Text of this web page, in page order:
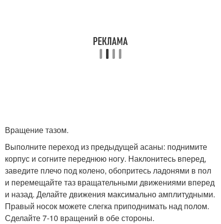
Вращение тазом.
Выполните переход из предыдущей асаны: поднимите
корпус и согните переднюю ногу. Наклонитесь вперед,
заведите плечо под колено, обопритесь ладонями в пол
и перемещайте таз вращательными движениями вперед
и назад. Делайте движения максимально амплитудными.
Правый носок можете слегка приподнимать над полом.
Сделайте 7-10 вращений в обе стороны.